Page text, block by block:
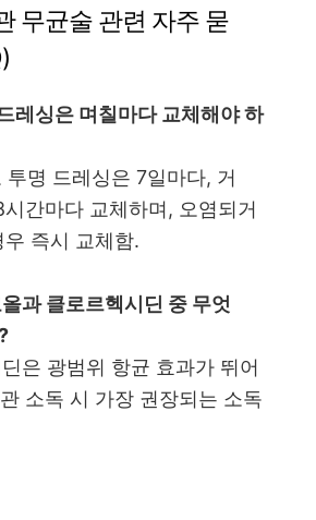
무균술 관련 자주 묻
레싱은 며칠마다 교체해야 하
명 드레싱은 7일마다, 거
간마다 교체하며, 오염되거
즉시 교체함.
과 클로르헥시딘 중 무엇
은 광범위 항균 효과가 뛰어
소독 시 가장 권장되는 소독